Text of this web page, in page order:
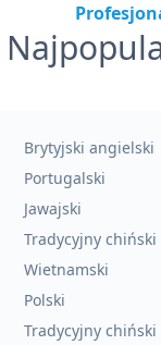
Brytyjski angielski
Portugalski
Jawajski
Tradycyjny chiński
Wietnamski
Polski
Tradycyjny